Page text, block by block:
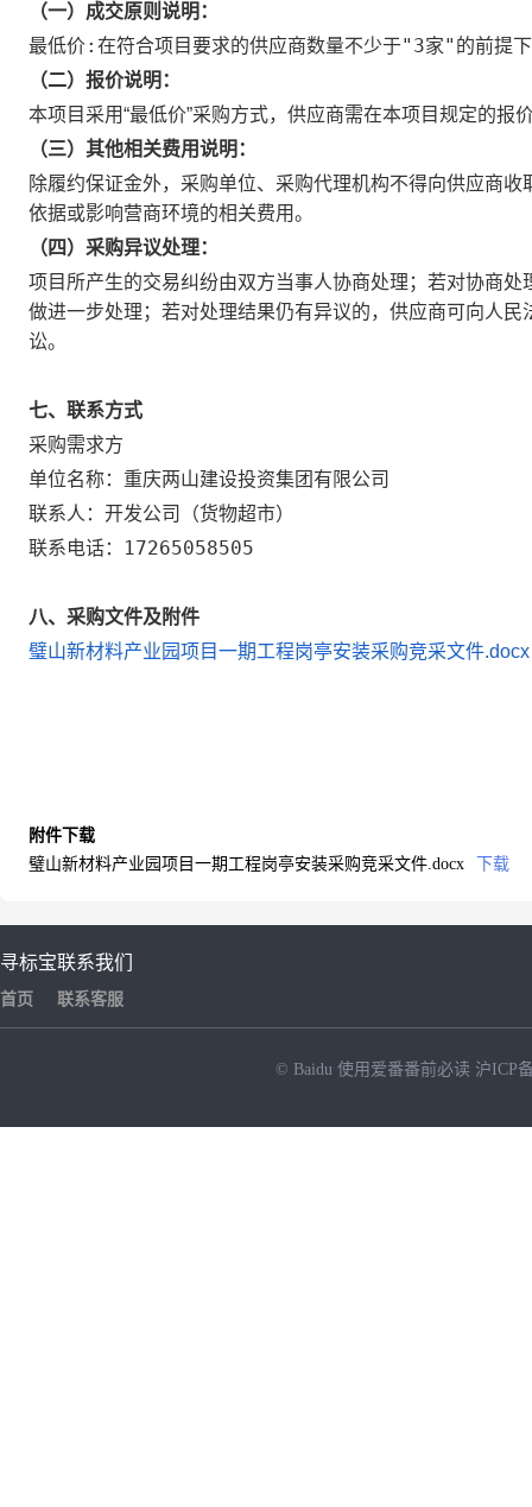
（一）成交原则说明：
最低价:在符合项目要求的供应商数量不少于"3家"的前提
（二）报价说明：
本项目采用“最低价”采购方式，供应商需在本项目规定的报
（三）其他相关费用说明：
除履约保证金外，采购单位、采购代理机构不得向供应商
依据或影响营商环境的相关费用。
（四）采购异议处理：
项目所产生的交易纠纷由双方当事人协商处理；若对协商
做进一步处理；若对处理结果仍有异议的，供应商可向人
讼。
七、联系方式
采购需求方
单位名称： 重庆两山建设投资集团有限公司
联系人： 开发公司（货物超市）
联系电话： 17265058505
八、采购文件及附件
璧山新材料产业园项目一期工程岗亭安装采购竞采文件.docx
附件下载
璧山新材料产业园项目一期工程岗亭安装采购竞采文件.docx
下载
寻标宝
首页
联系我们
联系客服
© Baidu 使用爱番番前必读 沪ICP